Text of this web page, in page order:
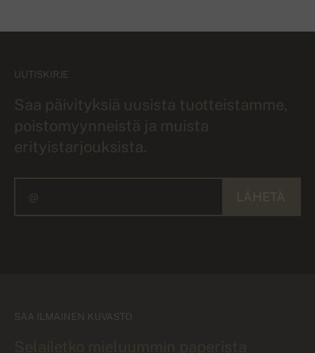
UUTISKIRJE
Saa päivityksiä uusista tuotteistamme,
poistomyynneistä ja muista
erityistarjouksista.
SAA ILMAINEN KUVASTO